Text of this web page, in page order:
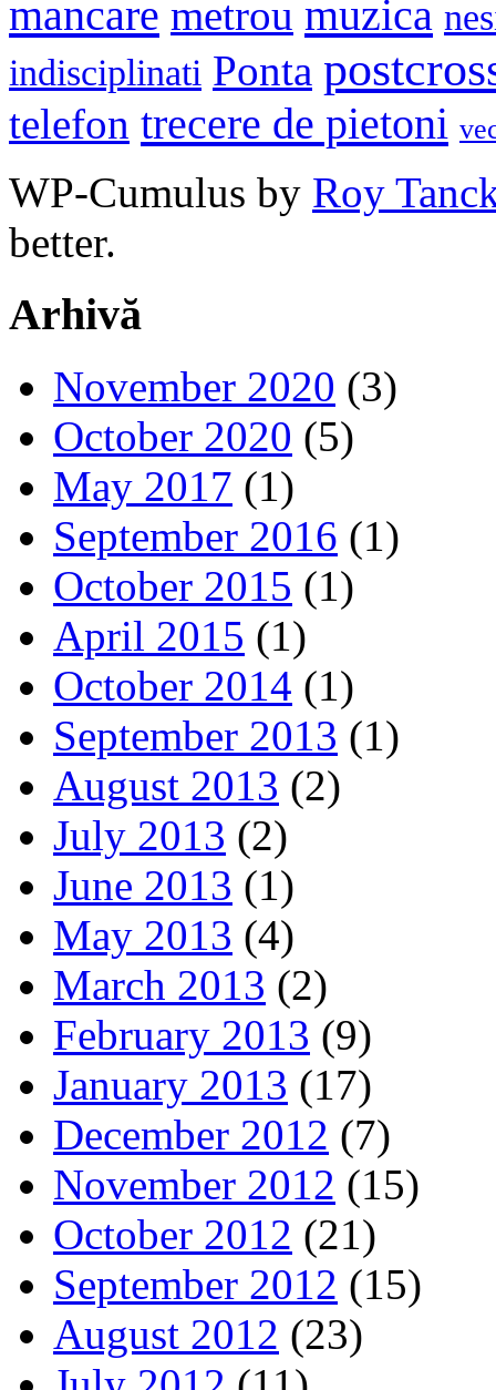
mancare metrou muzica
indisciplinati Ponta
telefon trecere de pietoni
WP-Cumulus by Roy
better.
Arhivă
November 2020 (3)
October 2020 (5)
May 2017 (1)
September 2016 (1)
October 2015 (1)
April 2015 (1)
October 2014 (1)
September 2013 (1)
August 2013 (2)
July 2013 (2)
June 2013 (1)
May 2013 (4)
March 2013 (2)
February 2013 (9)
January 2013 (17)
December 2012 (7)
November 2012 (15)
October 2012 (21)
September 2012 (15)
August 2012 (23)